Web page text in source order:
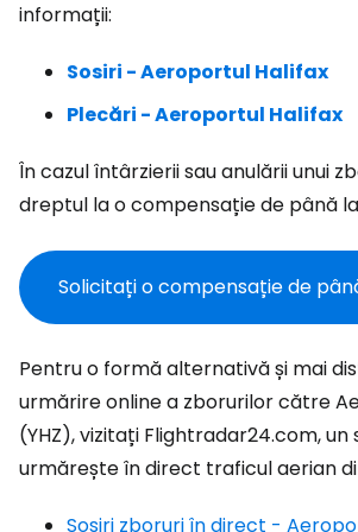
informații:
Sosiri - Aeroportul Halifax
Plecări - Aeroportul Halifax
În cazul întârzierii sau anulării unui
dreptul la o compensație de până la
Solicitați o compensație de
Pentru o formă alternativă și mai
urmărire online a zborurilor către
(YHZ), vizitați Flightradar24.com, un
urmărește în direct traficul aerian
Sosiri zboruri în direct -